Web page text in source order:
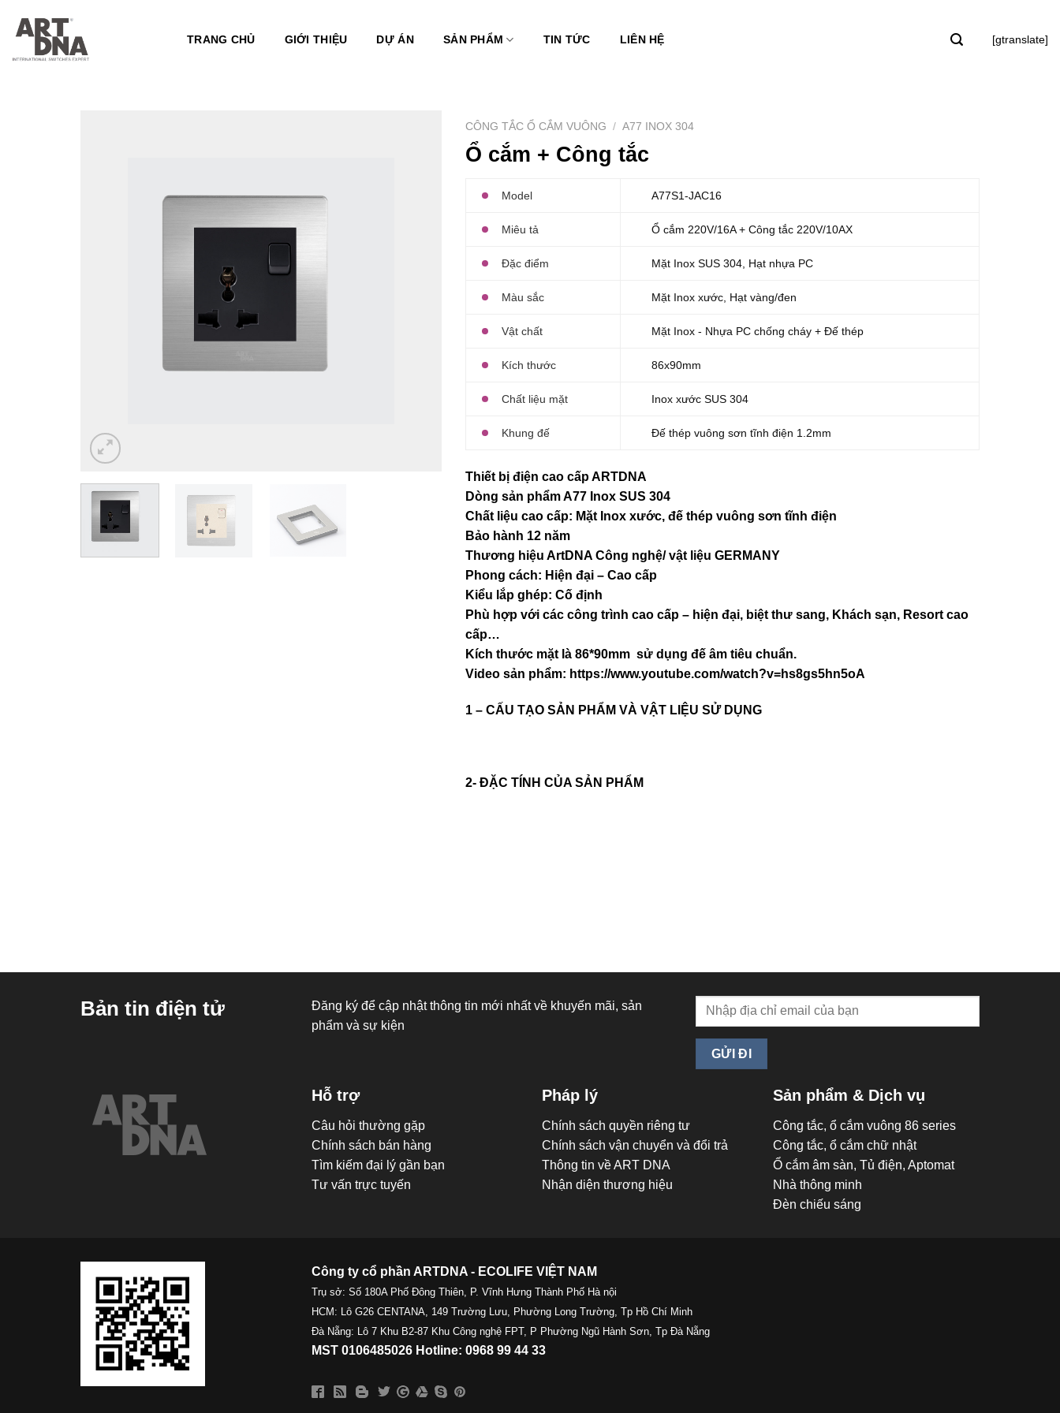
TRANG CHỦ GIỚI THIỆU DỰ ÁN SẢN PHẨM TIN TỨC LIÊN HỆ [gtranslate]
CÔNG TẮC Ổ CẮM VUÔNG / A77 INOX 304
Ổ cắm + Công tắc
Model A77S1-JAC16
Miêu tả Ổ cắm 220V/16A + Công tắc 220V/10AX
Đặc điểm Mặt Inox SUS 304, Hạt nhựa PC
Màu sắc Mặt Inox xước, Hạt vàng/đen
Vật chất Mặt Inox - Nhựa PC chống cháy + Đế thép
Kích thước 86x90mm
Chất liệu mặt Inox xước SUS 304
Khung đế Đế thép vuông sơn tĩnh điện 1.2mm
Thiết bị điện cao cấp ARTDNA
Dòng sản phẩm A77 Inox SUS 304
Chất liệu cao cấp: Mặt Inox xước, đế thép vuông sơn tĩnh điện
Bảo hành 12 năm
Thương hiệu ArtDNA Công nghệ/ vật liệu GERMANY
Phong cách: Hiện đại – Cao cấp
Kiểu lắp ghép: Cố định
Phù hợp với các công trình cao cấp – hiện đại, biệt thư sang, Khách sạn, Resort cao
cấp…
Kích thước mặt là 86*90mm sử dụng đế âm tiêu chuẩn.
Video sản phẩm: https://www.youtube.com/watch?v=hs8gs5hn5oA
1 – CẤU TẠO SẢN PHẨM VÀ VẬT LIỆU SỬ DỤNG
2- ĐẶC TÍNH CỦA SẢN PHẨM
Bản tin điện tử
Đăng ký để cập nhật thông tin mới nhất về khuyến mãi, sản
phẩm và sự kiện
Hỗ trợ
Câu hỏi thường gặp
Chính sách bán hàng
Tìm kiếm đại lý gần bạn
Tư vấn trực tuyến
Pháp lý
Chính sách quyền riêng tư
Chính sách vận chuyển và đổi trả
Thông tin về ART DNA
Nhận diện thương hiệu
Sản phẩm & Dịch vụ
Công tắc, ổ cắm vuông 86 series
Công tắc, ổ cắm chữ nhật
Ổ cắm âm sàn, Tủ điện, Aptomat
Nhà thông minh
Đèn chiếu sáng
Công ty cổ phần ARTDNA - ECOLIFE VIỆT NAM
Trụ sở: Số 180A Phố Đông Thiên, P. Vĩnh Hưng Thành Phố Hà nội
HCM: Lô G26 CENTANA, 149 Trường Lưu, Phường Long Trường, Tp Hồ Chí Minh
Đà Nẵng: Lô 7 Khu B2-87 Khu Công nghệ FPT, P Phường Ngũ Hành Sơn, Tp Đà Nẵng
MST 0106485026 Hotline: 0968 99 44 33